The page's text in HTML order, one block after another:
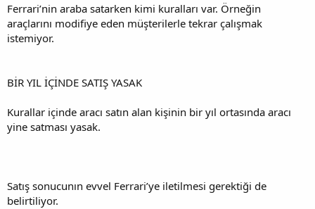
Ferrari’nin araba satarken kimi kuralları var. Örneğin
araçlarını modifiye eden müşterilerle tekrar çalışmak
istemiyor.
BİR YIL İÇİNDE SATIŞ YASAK
Kurallar içinde aracı satın alan kişinin bir yıl ortasında aracı
yine satması yasak.
Satış sonucunın evvel Ferrari’ye iletilmesi gerektiği de
belirtiliyor.